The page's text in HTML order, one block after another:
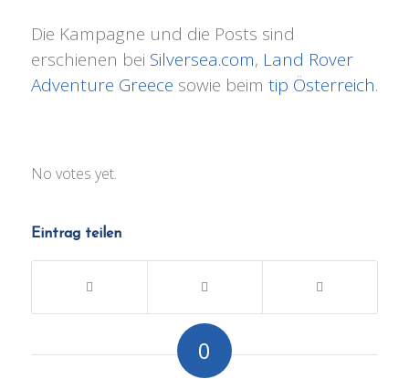
Die Kampagne und die Posts sind
erschienen bei Silversea.com, Land Rover
Adventure Greece sowie beim tip Österreich.
Submit Rating
No votes yet.
Eintrag teilen
0